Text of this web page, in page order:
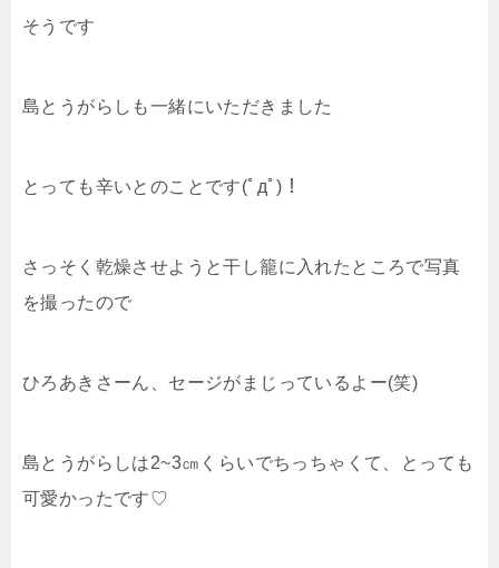
そうです
島とうがらしも一緒にいただきました
とっても辛いとのことです(ﾟдﾟ)！
さっそく乾燥させようと干し籠に入れたところで写真
を撮ったので
ひろあきさーん、セージがまじっているよー(笑)
島とうがらしは2~3㎝くらいでちっちゃくて、とっても
可愛かったです♡